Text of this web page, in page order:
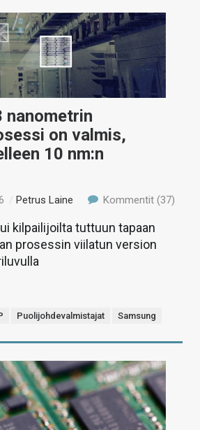
nanometrin
on valmis,
10 nm:n
/ Petrus Laine Kommentit (37)
kilpailijoilta tuttuun tapaan
prosessin viilatun version
Puolijohdevalmistajat Samsung